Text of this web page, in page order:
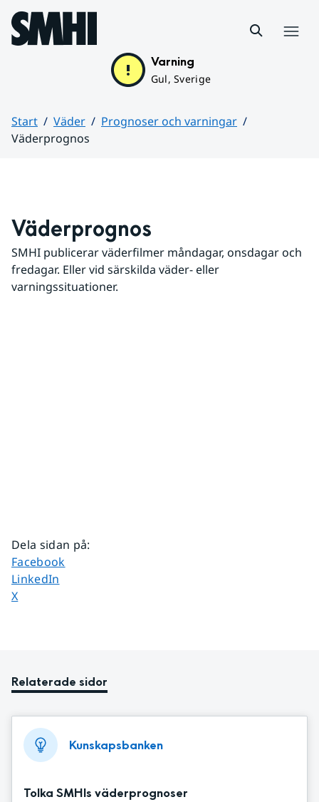
Hoppa till sidans innehåll
Varning
Gul, Sverige
Start Väder
Prognoser och varningar
Väderprognos
Väderprognos
SMHI publicerar väderfilmer måndagar, onsdagar och
fredagar. Eller vid särskilda väder- eller
varningssituationer.
Dela sidan på:
Dela sidan på
Facebook
Dela sidan på
LinkedIn
Dela sidan på
X
Relaterade sidor
Kunskapsbanken
Tolka SMHIs väderprognoser